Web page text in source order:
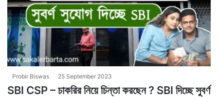
Probir Biswas 25 September 2023
SBI CSP – চাকরির নিয়ে চিন্তা করছেন ? SBI দিচ্ছে সুবর্ণ